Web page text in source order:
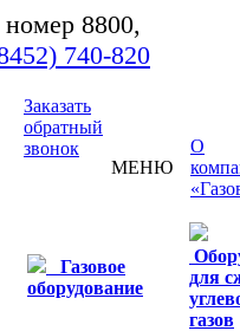
8800,
740-820
Заказать
обратный
звонок
МЕНЮ
О
Газовое
оборудование
для
газов